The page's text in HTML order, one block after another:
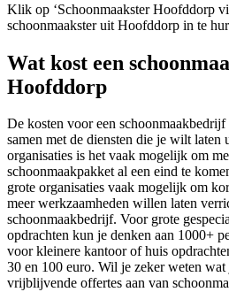
Klik op ‘Schoonmaakster Hoofddorp
schoonmaakster uit Hoofddorp in te
Wat kost een
Hoofddorp
De kosten voor een
samen met de diensten die je wilt laten
organisaties is het vaak mogelijk om
schoonmaakpakket al een eind te
grote organisaties vaak mogelijk om
meer werkzaamheden willen laten
schoonmaakbedrijf. Voor grote
opdrachten kun je denken aan 1000+
voor kleinere kantoor of huis
30 en 100 euro. Wil je zeker weten wat
vrijblijvende offertes aan van